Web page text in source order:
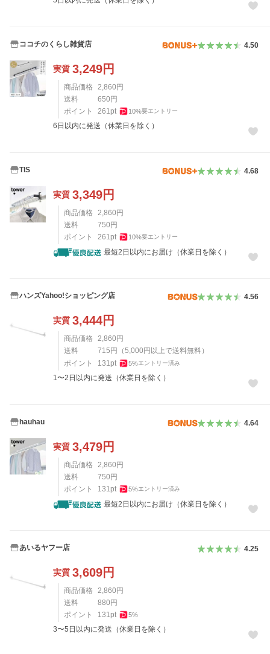
ココチのくらし雑貨店 4.50
実質 3,249円
商品価格 2,860 円
送料
650 円
ポイント
261pt 10%要エントリー
6日以内に発送（休業日を除く）
TIS 4.68
実質 3,349円
商品価格 2,860 円
送料
750 円
ポイント
261pt 10%要エントリー
最短2日以内にお届け（休業日を除く）
ハンズYahoo!ショッピング店 4.56
実質 3,444円
商品価格 2,860 円
送料
715 円 （5,000 円以上で送料無料）
ポイント
131pt 5%エントリー済み
1〜2日以内に発送（休業日を除く）
hauhau 4.64
実質 3,479円
商品価格 2,860 円
送料
750 円
ポイント
131pt 5%エントリー済み
最短2日以内にお届け（休業日を除く）
あいるヤフー店 4.25
実質 3,609円
商品価格 2,860 円
送料
880 円
ポイント
131pt 5%
3〜5日以内に発送（休業日を除く）